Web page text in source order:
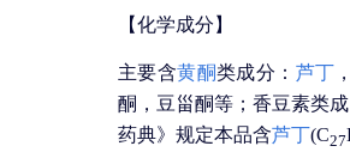
【化学成分】
主要含黄酮类成分： 芦丁
酮，豆甾酮等；香豆素类
药典》规定本品含芦丁(C27